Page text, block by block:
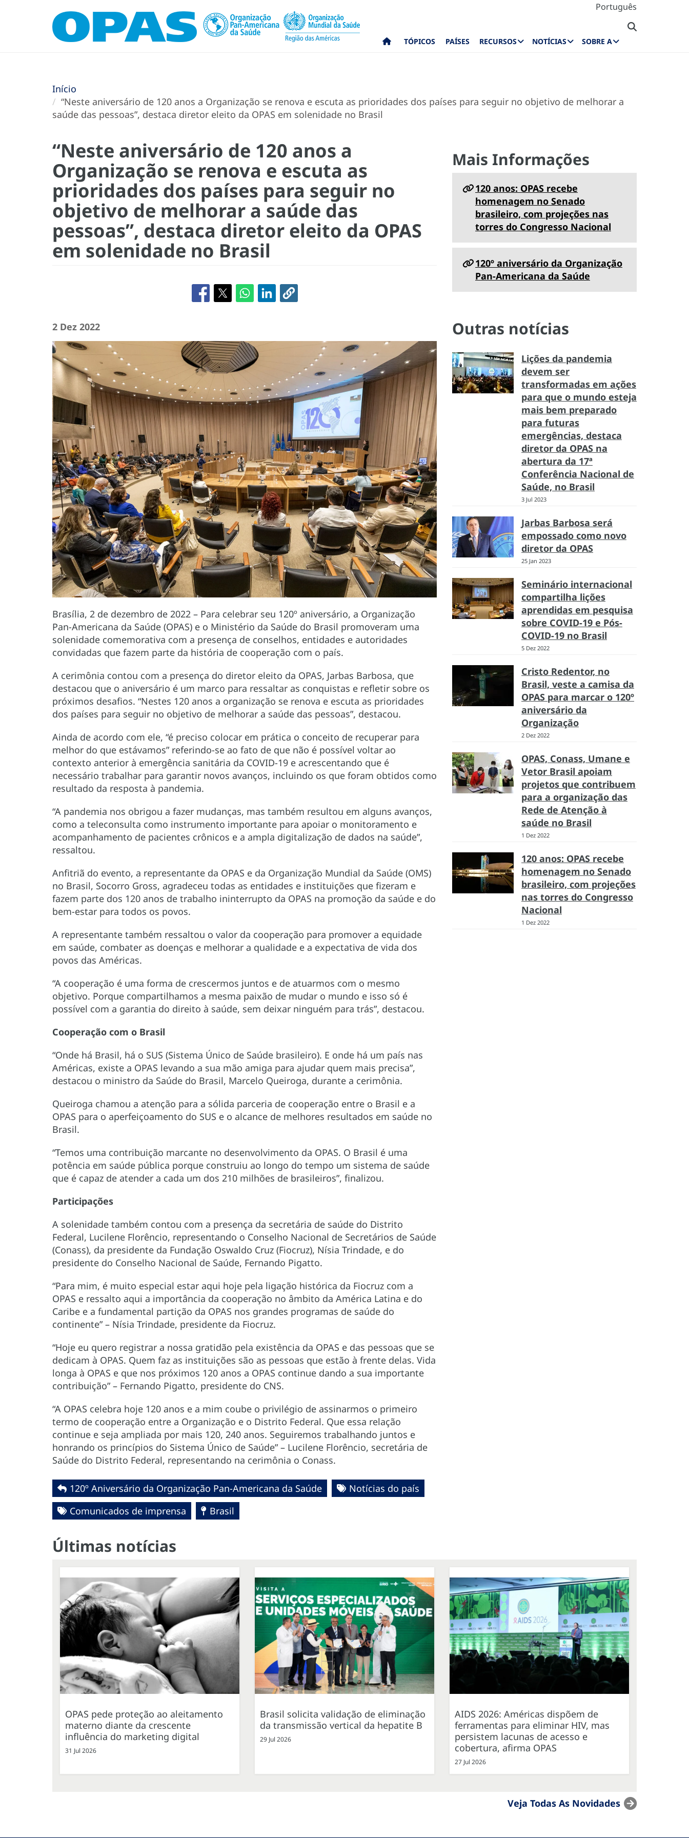
Português
TÓPICOS PAÍSES RECURSOS NOTÍCIAS SOBRE A
Início
“Neste aniversário de 120 anos a Organização se renova e escuta as prioridades dos países para seguir no objetivo de melhorar a
saúde das pessoas”, destaca diretor eleito da OPAS em solenidade no Brasil
“Neste aniversário de 120 anos a
Organização se renova e escuta as
prioridades dos países para seguir no
objetivo de melhorar a saúde das
pessoas”, destaca diretor eleito da OPAS
em solenidade no Brasil
2 Dez 2022
Brasília, 2 de dezembro de 2022 – Para celebrar seu 120º aniversário, a Organização
Pan-Americana da Saúde (OPAS) e o Ministério da Saúde do Brasil promoveram uma
solenidade comemorativa com a presença de conselhos, entidades e autoridades
convidadas que fazem parte da história de cooperação com o país.
A cerimônia contou com a presença do diretor eleito da OPAS, Jarbas Barbosa, que
destacou que o aniversário é um marco para ressaltar as conquistas e refletir sobre os
próximos desafios. “Nestes 120 anos a organização se renova e escuta as prioridades
dos países para seguir no objetivo de melhorar a saúde das pessoas”, destacou.
Ainda de acordo com ele, “é preciso colocar em prática o conceito de recuperar para
melhor do que estávamos” referindo-se ao fato de que não é possível voltar ao
contexto anterior à emergência sanitária da COVID-19 e acrescentando que é
necessário trabalhar para garantir novos avanços, incluindo os que foram obtidos como
resultado da resposta à pandemia.
“A pandemia nos obrigou a fazer mudanças, mas também resultou em alguns avanços,
como a teleconsulta como instrumento importante para apoiar o monitoramento e
acompanhamento de pacientes crônicos e a ampla digitalização de dados na saúde”,
ressaltou.
Anfitriã do evento, a representante da OPAS e da Organização Mundial da Saúde (OMS)
no Brasil, Socorro Gross, agradeceu todas as entidades e instituições que fizeram e
fazem parte dos 120 anos de trabalho ininterrupto da OPAS na promoção da saúde e do
bem-estar para todos os povos.
A representante também ressaltou o valor da cooperação para promover a equidade
em saúde, combater as doenças e melhorar a qualidade e a expectativa de vida dos
povos das Américas.
“A cooperação é uma forma de crescermos juntos e de atuarmos com o mesmo
objetivo. Porque compartilhamos a mesma paixão de mudar o mundo e isso só é
possível com a garantia do direito à saúde, sem deixar ninguém para trás”, destacou.
Cooperação com o Brasil
“Onde há Brasil, há o SUS (Sistema Único de Saúde brasileiro). E onde há um país nas
Américas, existe a OPAS levando a sua mão amiga para ajudar quem mais precisa”,
destacou o ministro da Saúde do Brasil, Marcelo Queiroga, durante a cerimônia.
Queiroga chamou a atenção para a sólida parceria de cooperação entre o Brasil e a
OPAS para o aperfeiçoamento do SUS e o alcance de melhores resultados em saúde no
Brasil.
“Temos uma contribuição marcante no desenvolvimento da OPAS. O Brasil é uma
potência em saúde pública porque construiu ao longo do tempo um sistema de saúde
que é capaz de atender a cada um dos 210 milhões de brasileiros”, finalizou.
Participações
A solenidade também contou com a presença da secretária de saúde do Distrito
Federal, Lucilene Florêncio, representando o Conselho Nacional de Secretários de Saúde
(Conass), da presidente da Fundação Oswaldo Cruz (Fiocruz), Nísia Trindade, e do
presidente do Conselho Nacional de Saúde, Fernando Pigatto.
“Para mim, é muito especial estar aqui hoje pela ligação histórica da Fiocruz com a
OPAS e ressalto aqui a importância da cooperação no âmbito da América Latina e do
Caribe e a fundamental partição da OPAS nos grandes programas de saúde do
continente” – Nísia Trindade, presidente da Fiocruz.
“Hoje eu quero registrar a nossa gratidão pela existência da OPAS e das pessoas que se
dedicam à OPAS. Quem faz as instituições são as pessoas que estão à frente delas. Vida
longa à OPAS e que nos próximos 120 anos a OPAS continue dando a sua importante
contribuição” – Fernando Pigatto, presidente do CNS.
“A OPAS celebra hoje 120 anos e a mim coube o privilégio de assinarmos o primeiro
termo de cooperação entre a Organização e o Distrito Federal. Que essa relação
continue e seja ampliada por mais 120, 240 anos. Seguiremos trabalhando juntos e
honrando os princípios do Sistema Único de Saúde” – Lucilene Florêncio, secretária de
Saúde do Distrito Federal, representando na cerimônia o Conass.
120º Aniversário da Organização Pan-Americana da Saúde
Notícias do país
Comunicados de imprensa
Brasil
Mais Informações
120 anos: OPAS recebe
homenagem no Senado
brasileiro, com projeções nas
torres do Congresso Nacional
120º aniversário da Organização
Pan-Americana da Saúde
Outras notícias
Lições da pandemia
devem ser
transformadas em ações
para que o mundo esteja
mais bem preparado
para futuras
emergências, destaca
diretor da OPAS na
abertura da 17ª
Conferência Nacional de
Saúde, no Brasil
3 Jul 2023
Jarbas Barbosa será
empossado como novo
diretor da OPAS
25 Jan 2023
Seminário internacional
compartilha lições
aprendidas em pesquisa
sobre COVID-19 e Pós-
COVID-19 no Brasil
5 Dez 2022
Cristo Redentor, no
Brasil, veste a camisa da
OPAS para marcar o 120º
aniversário da
Organização
2 Dez 2022
OPAS, Conass, Umane e
Vetor Brasil apoiam
projetos que contribuem
para a organização das
Rede de Atenção à
saúde no Brasil
1 Dez 2022
120 anos: OPAS recebe
homenagem no Senado
brasileiro, com projeções
nas torres do Congresso
Nacional
1 Dez 2022
Últimas notícias
OPAS pede proteção ao aleitamento
materno diante da crescente
influência do marketing digital
31 Jul 2026
Brasil solicita validação de eliminação
da transmissão vertical da hepatite B
29 Jul 2026
AIDS 2026: Américas dispõem de
ferramentas para eliminar HIV, mas
persistem lacunas de acesso e
cobertura, afirma OPAS
27 Jul 2026
Veja Todas As Novidades